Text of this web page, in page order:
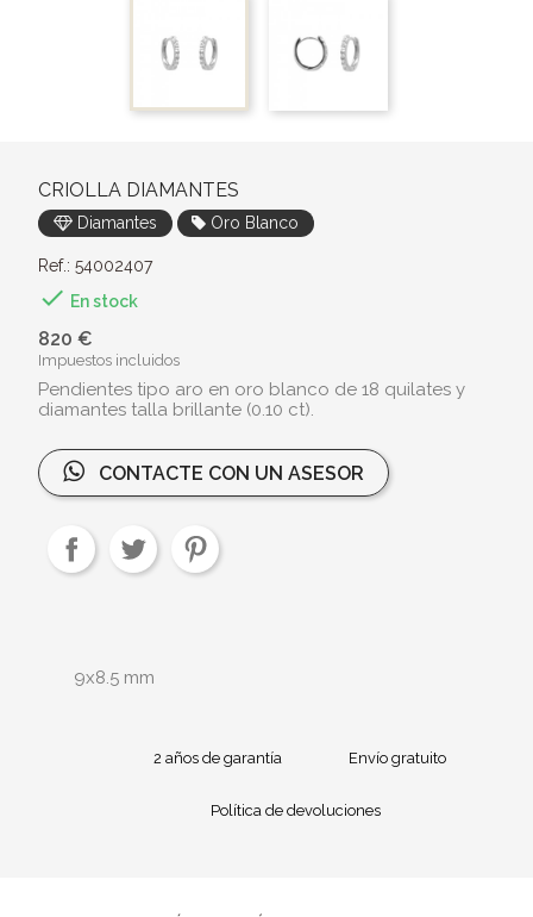
CRIOLLA DIAMANTES
Diamantes Oro Blanco
Ref.: 54002407
 En stock
820 €
Impuestos incluidos
Pendientes tipo aro en oro blanco de 18 quilates y
diamantes talla brillante (0.10 ct).
CONTACTE CON UN ASESOR
9x8.5 mm
2 años de garantía Envío gratuito
Política de devoluciones